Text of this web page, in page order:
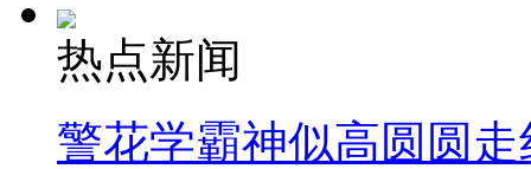
热点新闻
警花学霸神似高圆圆走